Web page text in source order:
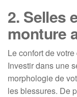
2. Selles
monture
Le confort de
Investir dans une
morphologie de
les blessures. De